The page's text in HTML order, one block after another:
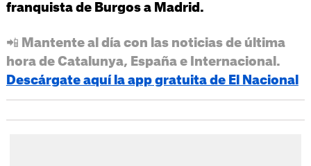
franquista de Burgos a Madrid.
📲 Mantente al día con las noticias de última
hora de Catalunya, España e Internacional.
Descárgate aquí la app gratuita de El Nacional